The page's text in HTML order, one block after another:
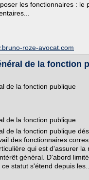
les fonctionnaires : le
roze-avocat.com
de la fonction
de la fonction publique
de la fonction publique
de la fonction publique
des fonctionnaires
qui est d'assurer la
général. D'abord
statut s'étend depuis les...